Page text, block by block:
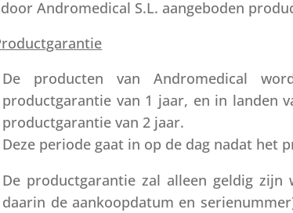
Andromedical S.L. aangeboden
De producten van Andromedical
productgarantie van 1 jaar, en in landen
productgarantie van 2 jaar.
Deze periode gaat in op de dag nadat het
De productgarantie zal alleen geldig
daarin de aankoopdatum en